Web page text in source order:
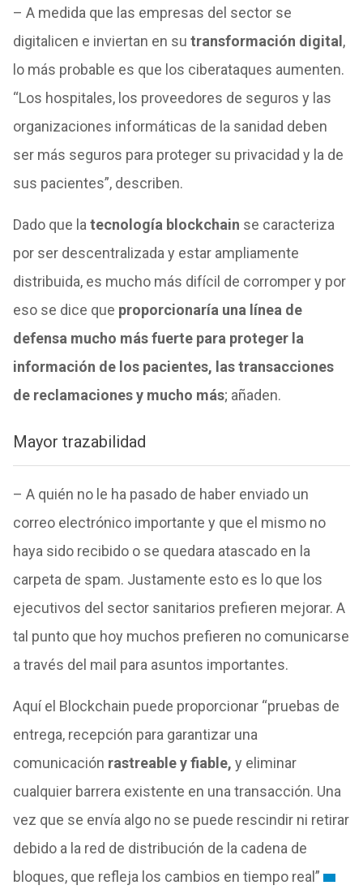
– A medida que las empresas del sector se
digitalicen e inviertan en su transformación digital ,
lo más probable es que los ciberataques aumenten.
“Los hospitales, los proveedores de seguros y las
organizaciones informáticas de la sanidad deben
ser más seguros para proteger su privacidad y la de
sus pacientes”, describen.
Dado que la tecnología blockchain se caracteriza
por ser descentralizada y estar ampliamente
distribuida, es mucho más difícil de corromper y por
eso se dice que proporcionaría una línea de
defensa mucho más fuerte para proteger la
información de los pacientes, las transacciones
de reclamaciones y mucho más; añaden.
Mayor trazabilidad
– A quién no le ha pasado de haber enviado un
correo electrónico importante y que el mismo no
haya sido recibido o se quedara atascado en la
carpeta de spam. Justamente esto es lo que los
ejecutivos del sector sanitarios prefieren mejorar. A
tal punto que hoy muchos prefieren no comunicarse
a través del mail para asuntos importantes.
Aquí el Blockchain puede proporcionar “pruebas de
entrega, recepción para garantizar una
comunicación rastreable y fiable, y eliminar
cualquier barrera existente en una transacción. Una
vez que se envía algo no se puede rescindir ni retirar
debido a la red de distribución de la cadena de
bloques, que refleja los cambios en tiempo real”